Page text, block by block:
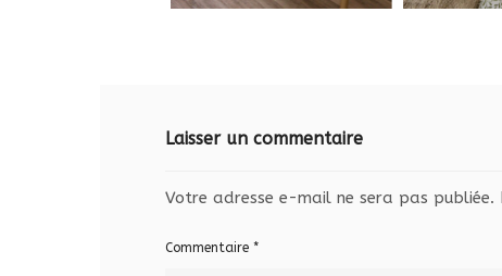
Laisser un commentaire
Votre adresse e-mail ne sera pas publiée.
Commentaire *